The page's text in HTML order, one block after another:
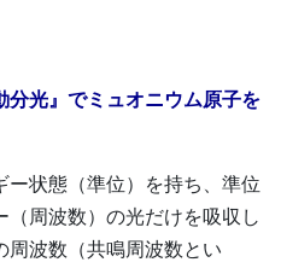
分光』でミュオニウム原子を
状態（準位）を持ち、準位
周波数）の光だけを吸収し
周波数（共鳴周波数とい